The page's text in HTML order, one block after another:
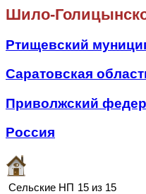
Шило-
Ртищевский
Саратовская
Приволжский
Россия
Сельские НП 15 из 15